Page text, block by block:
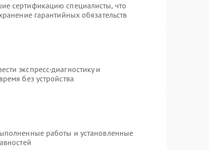
сертификацию специалисты, что
гарантийных обязательств
экспресс-диагностику и
без устройства
работы и установленные